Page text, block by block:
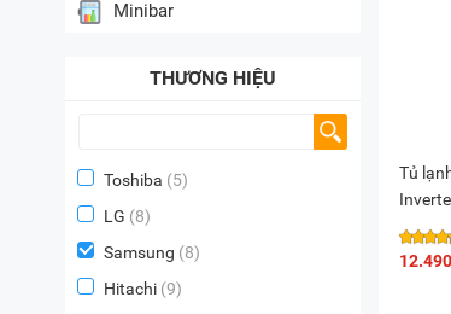
Minibar
THƯƠNG HIỆU
Toshiba (5)
LG (8)
Samsung (8)
Hitachi (9)
Tủ